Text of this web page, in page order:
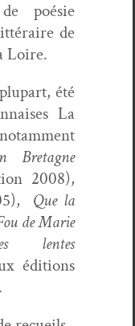
poésie
de
Loire.
été
La
Bre­tagne
2008),
Que la
de Marie
lentes
édi­tions